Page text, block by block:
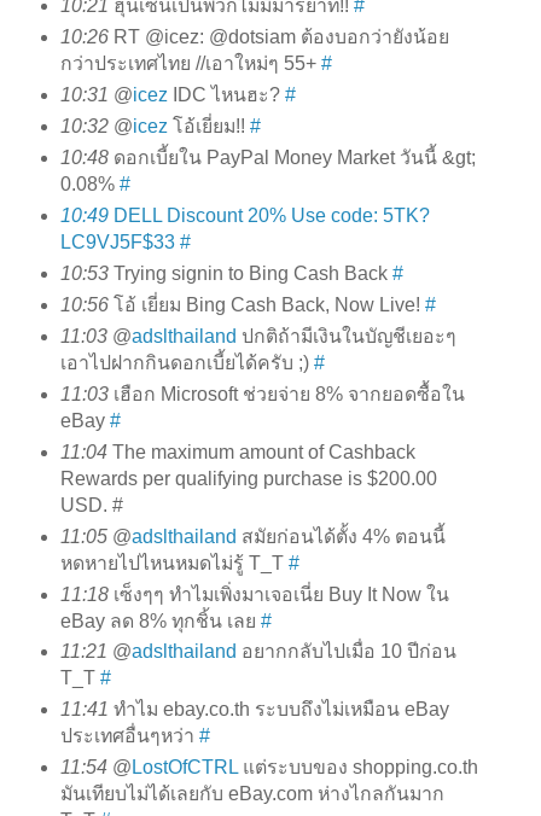
10:21 ฮุนเซ็นเป็นพวกไม่มีมารยาท!! #
10:26RT @icez: @dotsiam ต้องบอกว่ายังน้อย
กว่าประเทศไทย //เอาใหม่ๆ 55+ #
10:31 @icez IDC ไหนฮะ? #
10:32@icez โอ้เยี่ยม!! #
10:48ดอกเบี้ยใน PayPal Money Market วันนี้ &gt;
0.08% #
10:49DELL Discount 20% Use code: 5TK?
LC9VJ5F$33 #
10:53Trying signin to Bing Cash Back #
10:56โอ้ เยี่ยม Bing Cash Back, Now Live! #
11:03@adslthailand ปกติถ้ามีเงินในบัญชีเยอะๆ
เอาไปฝากกินดอกเบี้ยได้ครับ ;) #
11:03เฮือก Microsoft ช่วยจ่าย 8% จากยอดซื้อใน
eBay #
11:04The maximum amount of Cashback
Rewards per qualifying purchase is $200.00
USD. #
11:05@adslthailand สมัยก่อนได้ตั้ง 4% ตอนนี้
หดหายไปไหนหมดไม่รู้ T_T #
11:18เซ็งๆๆ ทำไมเพิ่งมาเจอเนี่ย Buy It Now ใน
eBay ลด 8% ทุกชิ้น เลย #
11:21 @adslthailand อยากกลับไปเมื่อ 10 ปีก่อน
T_T #
11:41 ทำไม ebay.co.th ระบบถึงไม่เหมือน eBay
ประเทศอื่นๆหว่า #
11:54@ LostOfCTRLแต่ระบบของ shopping.co.th
มันเทียบไม่ได้เลยกับ eBay.com ห่างไกลกันมาก